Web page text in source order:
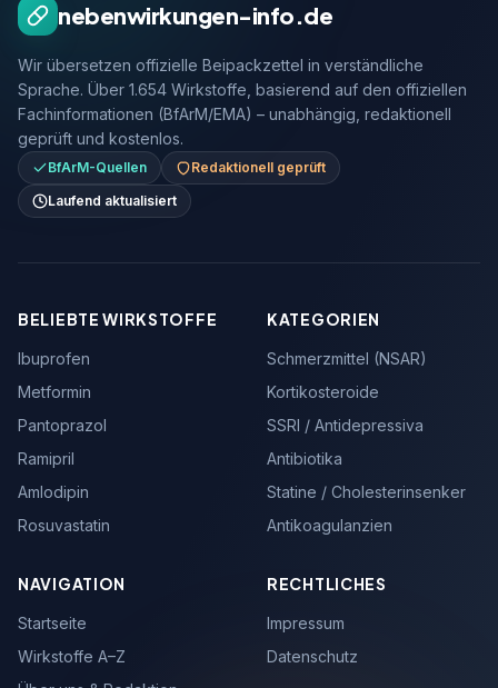
nebenwirkungen-info.de
Wir übersetzen offizielle Beipackzettel in verständliche
Sprache. Über 1.654 Wirkstoffe, basierend auf den offiziellen
Fachinformationen (BfArM/EMA) – unabhängig, redaktionell
geprüft und kostenlos.
BfArM-Quellen
Redaktionell geprüft
Laufend aktualisiert
BELIEBTE WIRKSTOFFE
Ibuprofen
Metformin
Pantoprazol
Ramipril
Amlodipin
Rosuvastatin
KATEGORIEN
Schmerzmittel (NSAR)
Kortikosteroide
SSRI / Antidepressiva
Antibiotika
Statine / Cholesterinsenker
Antikoagulanzien
NAVIGATION
Startseite
Wirkstoffe A–Z
RECHTLICHES
Impressum
Datenschutz